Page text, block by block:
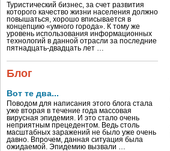
Туристический бизнес, за счет развития
которого качество жизни населения должно
повышаться, хорошо вписывается в
концепцию «умного города». К тому же
уровень использования информационных
технологий в данной отрасли за последние
пятнадцать-двадцать лет …
Блог
Вот те два...
Поводом для написания этого блога стала
уже вторая в течение года массовая
вирусная эпидемия. И это стало очень
неприятным прецедентом. Ведь столь
масштабных заражений не было уже очень
давно. Впрочем, данная ситуация была
ожидаемой. Эпидемию вызвали …